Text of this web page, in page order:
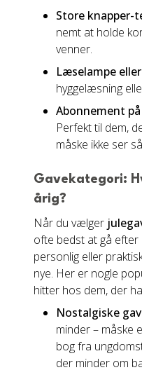
Store knapper-
nemt at holde
venner.
Læselampe
hyggelæsning
Abonnement
Perfekt til dem,
måske ikke ser
Gavekategori:
årig?
Når du vælger
ofte bedst at gå efter
personlig eller
nye. Her er nogle
hitter hos dem, der
Nostalgiske
minder – måske
bog fra
der minder om